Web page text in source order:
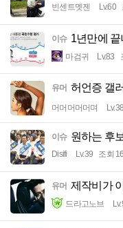
빈센트멧젠 Lv.60
이슈 1년만에
마검귀 Lv.83
유머 허언증 갤
머머머머머며 Lv.38
이슈 원하는 후
Disifi Lv.39 조회
유머 제작비가
드라고노브